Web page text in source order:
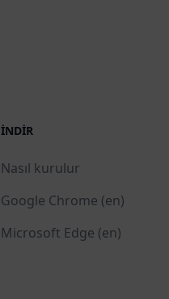
İNDIR
Nasıl kurulur
Google Chrome (en)
Microsoft Edge (en)